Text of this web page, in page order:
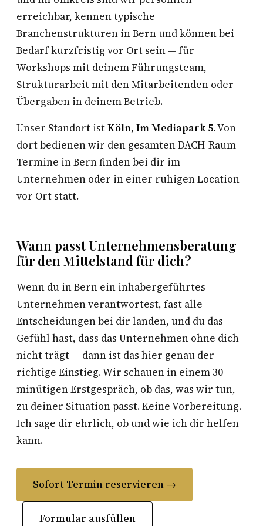
erreichbar, kennen typische
Branchenstrukturen in Bern und können bei
Bedarf kurzfristig vor Ort sein — für
Workshops mit deinem Führungsteam,
Strukturarbeit mit den Mitarbeitenden oder
Übergaben in deinem Betrieb.
Unser Standort istKöln, Im Mediapark 5. Von
dort bedienen wir den gesamten DACH-Raum —
Termine in Bern finden bei dir im
Unternehmen oder in einer ruhigen Location
vor Ort statt.
Wann passt Unternehmensberatung
für den Mittelstand für dich?
Wenn du in Bern ein inhabergeführtes
Unternehmen verantwortest, fast alle
Entscheidungen bei dir landen, und du das
Gefühl hast, dass das Unternehmen ohne dich
nicht trägt — dann ist das hier genau der
richtige Einstieg. Wir schauen in einem 30-
minütigen Erstgespräch, ob das, was wir tun,
zu deiner Situation passt. Keine Vorbereitung.
Ich sage dir ehrlich, ob und wie ich dir helfen
kann.
Sofort-Termin reservieren →
Formular ausfüllen